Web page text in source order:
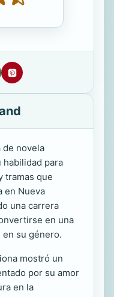
de novela
habilidad para
tramas que
en Nueva
una carrera
en una
en su género.
mostró un
por su amor
en la